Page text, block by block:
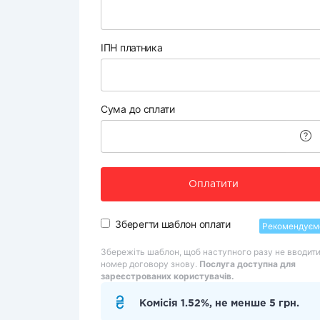
ІПН платника
Сума до сплати
Оплатити
Зберегти шаблон оплати
Збережіть шаблон, щоб наступного разу не вводити
номер договору знову. Послуга доступна для
зареєстрованих користувачів.
Комісія 1.52%, не менше 5 грн.